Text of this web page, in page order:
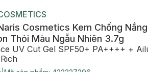
Cosmetics Kem Chống
Thỏi Màu Ngẫu Nhiên 3.7g
UV Cut Gel SPF50+ PA++++ +